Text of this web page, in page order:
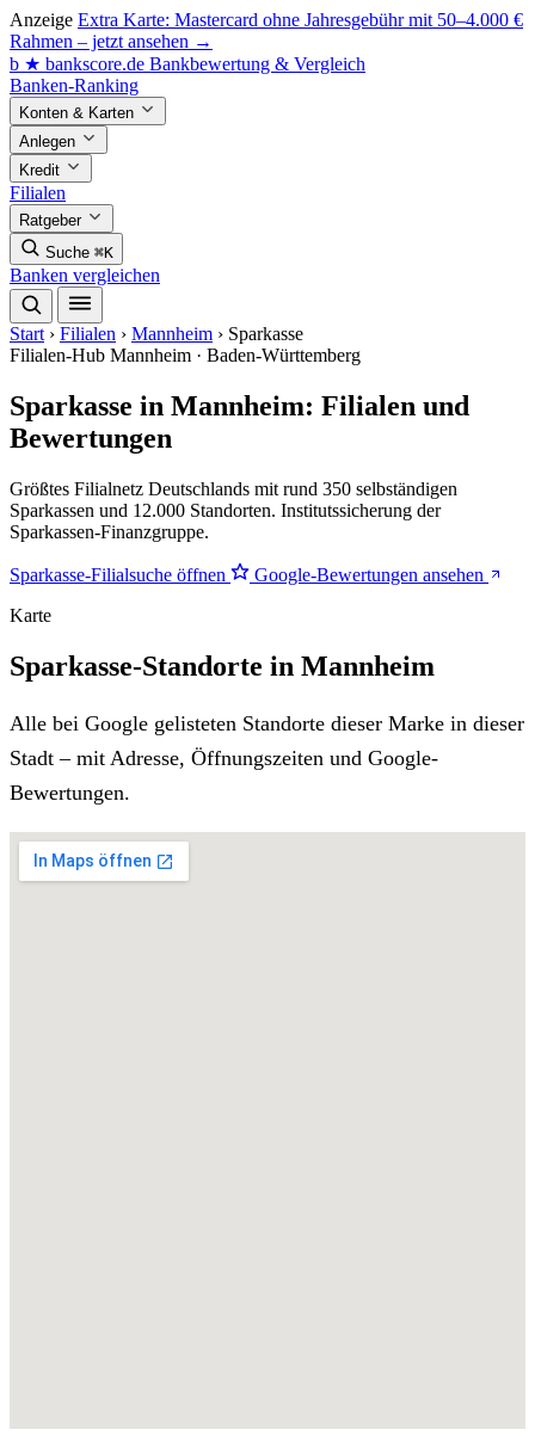
Anzeige Extra Karte: Mastercard ohne Jahresgebühr mit 50–4.000 €
Rahmen – jetzt ansehen →
b ★ bankscore.de Bankbewertung & Vergleich
Banken-Ranking
Konten & Karten
Anlegen
Kredit
Filialen
Ratgeber
Suche ⌘K
Banken vergleichen
Start › Filialen › Mannheim › Sparkasse
Filialen-Hub Mannheim · Baden-Württemberg
Sparkasse in Mannheim: Filialen und
Bewertungen
Größtes Filialnetz Deutschlands mit rund 350 selbständigen
Sparkassen und 12.000 Standorten. Institutssicherung der
Sparkassen-Finanzgruppe.
Sparkasse-Filialsuche öffnen
Google-Bewertungen ansehen
Karte
Sparkasse-Standorte in Mannheim
Alle bei Google gelisteten Standorte dieser Marke in dieser
Stadt – mit Adresse, Öffnungszeiten und Google-
Bewertungen.